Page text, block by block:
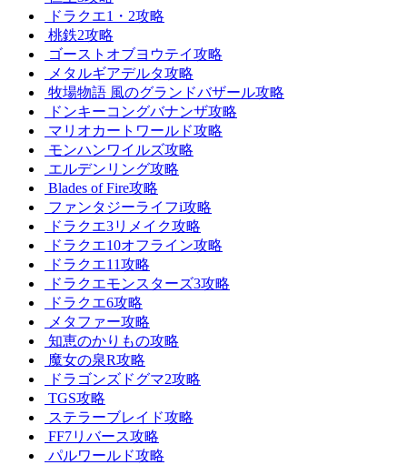
ドラクエ1・2攻略
桃鉄2攻略
ゴーストオブヨウテイ攻略
メタルギアデルタ攻略
牧場物語 風のグランドバザール攻略
ドンキーコングバナンザ攻略
マリオカートワールド攻略
モンハンワイルズ攻略
エルデンリング攻略
Blades of Fire攻略
ファンタジーライフi攻略
ドラクエ3リメイク攻略
ドラクエ10オフライン攻略
ドラクエ11攻略
ドラクエモンスターズ3攻略
ドラクエ6攻略
メタファー攻略
知恵のかりもの攻略
魔女の泉R攻略
ドラゴンズドグマ2攻略
TGS攻略
ステラーブレイド攻略
FF7リバース攻略
パルワールド攻略